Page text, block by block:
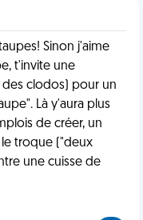
Sinon j'aime
t'invite une
clodos) pour un
Là y'aura plus
de créer, un
troque ("deux
une cuisse de